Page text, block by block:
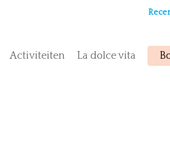
Activiteiten La dolce vita